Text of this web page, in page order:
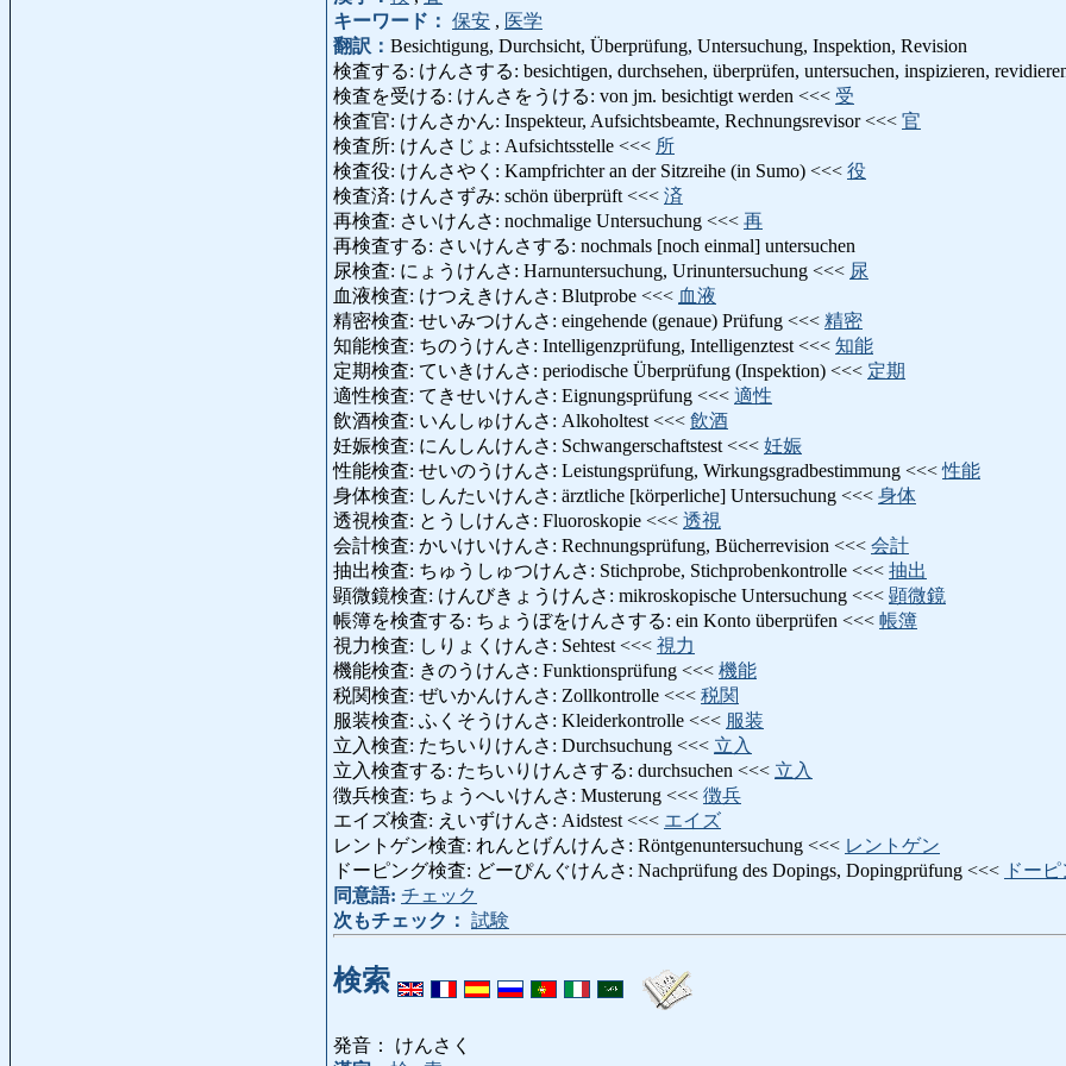
キーワード： 保安 , 医学
翻訳： Besichtigung, Durchsicht, Überprüfung, Untersuchung, Inspektion, Revision
検査する: けんさする: besichtigen, durchsehen, überprüfen, untersuchen, inspizieren,
検査を受ける: けんさをうける: von jm. besichtigt werden <<< 受
検査官: けんさかん: Inspekteur, Aufsichtsbeamte, Rechnungsrevisor <<< 官
検査所: けんさじょ: Aufsichtsstelle <<< 所
検査役: けんさやく: Kampfrichter an der Sitzreihe (in Sumo) <<< 役
検査済: けんさずみ: schön überprüft <<< 済
再検査: さいけんさ: nochmalige Untersuchung <<< 再
再検査する: さいけんさする: nochmals [noch einmal] untersuchen
尿検査: にょうけんさ: Harnuntersuchung, Urinuntersuchung <<< 尿
血液検査: けつえきけんさ: Blutprobe <<< 血液
精密検査: せいみつけんさ: eingehende (genaue) Prüfung <<< 精密
知能検査: ちのうけんさ: Intelligenzprüfung, Intelligenztest <<< 知能
定期検査: ていきけんさ: periodische Überprüfung (Inspektion) <<< 定期
適性検査: てきせいけんさ: Eignungsprüfung <<< 適性
飲酒検査: いんしゅけんさ: Alkoholtest <<< 飲酒
妊娠検査: にんしんけんさ: Schwangerschaftstest <<< 妊娠
性能検査: せいのうけんさ: Leistungsprüfung, Wirkungsgradbestimmung <<<性能
身体検査: しんたいけんさ: ärztliche [körperliche] Untersuchung <<< 身体
透視検査: とうしけんさ: Fluoroskopie <<< 透視
会計検査: かいけいけんさ: Rechnungsprüfung, Bücherrevision <<< 会計
抽出検査: ちゅうしゅつけんさ: Stichprobe, Stichprobenkontrolle <<< 抽出
顕微鏡検査: けんびきょうけんさ: mikroskopische Untersuchung <<< 顕微鏡
帳簿を検査する: ちょうぼをけんさする: ein Konto überprüfen <<< 帳簿
視力検査: しりょくけんさ: Sehtest <<< 視力
機能検査: きのうけんさ: Funktionsprüfung <<< 機能
税関検査: ぜいかんけんさ: Zollkontrolle <<< 税関
服装検査: ふくそうけんさ: Kleiderkontrolle <<< 服装
立入検査: たちいりけんさ: Durchsuchung <<< 立入
立入検査する: たちいりけんさする: durchsuchen <<< 立入
徴兵検査: ちょうへいけんさ: Musterung <<< 徴兵
エイズ検査: えいずけんさ: Aidstest <<< エイズ
レントゲン検査: れんとげんけんさ: Röntgenuntersuchung <<< レントゲン
ドーピング検査: どーぴんぐけんさ: Nachprüfung des Dopings, Dopingprüfung <<< ドー
同意語: チェック
次もチェック： 試験
検索
発音： けんさく